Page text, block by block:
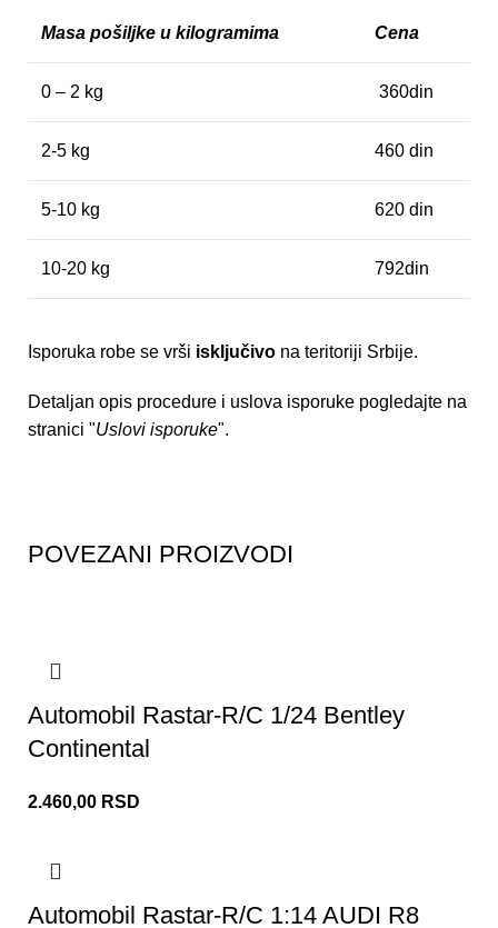
Masa pošiljke u kilogramima Cena
0 – 2 kg 360din
2-5 kg 460 din
5-10 kg 620 din
10-20 kg 792din
Isporuka robe se vrši isključivo na teritoriji Srbije.
Detaljan opis procedure i uslova isporuke pogledajte na
stranici "Uslovi isporuke".
POVEZANI PROIZVODI
Automobil Rastar-R/C 1/24 Bentley
Continental
2.460,00 RSD
Automobil Rastar-R/C 1:14 AUDI R8